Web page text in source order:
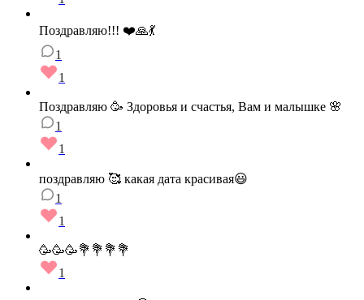
Поздравляю!!! ❤️🙏💃
1
1
Поздравляю 🥳 Здоровья и счастья, Вам и малышке 🌸
1
1
поздравляю 🥰 какая дата красивая😃
1
1
🥳🥳🥳💐💐💐💐
1